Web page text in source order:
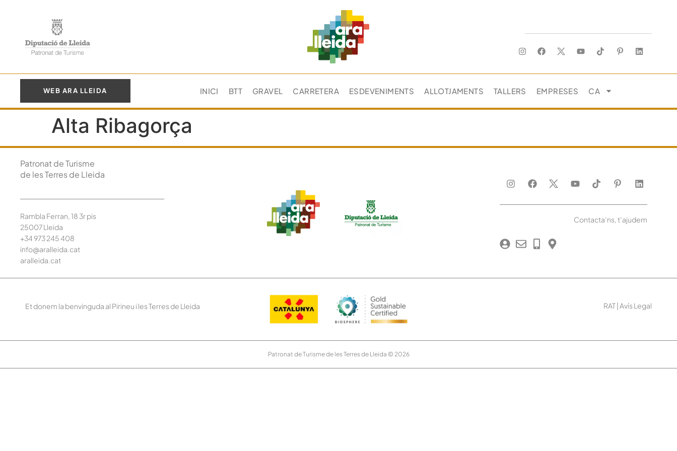
WEB ARA LLEIDA INICI BTT GRAVEL CARRETERA ESDEVENIMENTS ALLOTJAMENTS TALLERS EMPRESES CA
Alta Ribagorça
Patronat de Turisme
de les Terres de Lleida
Rambla Ferran, 18 3r pis
25007 Lleida
+34 973 245408
info@aralleida.cat
aralleida.cat
Contacta’ns, t’ajudem
Et donem la benvinguda al Pirineu i les Terres de Lleida RAT|Avís Legal
Patronat de Turisme de les Terres de Lleida © 2026